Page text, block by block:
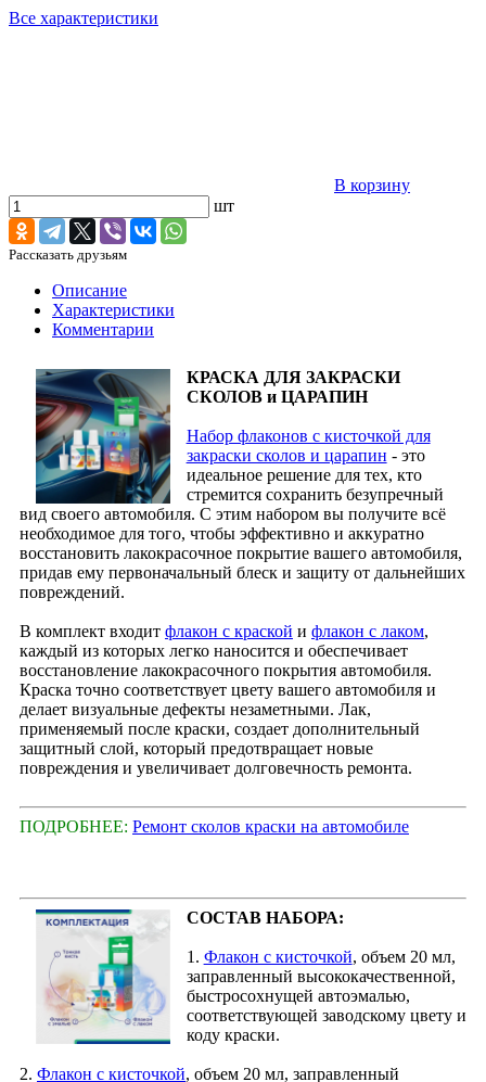
Все характеристики
В корзину
шт
Рассказать друзьям
Описание
Характеристики
Комментарии
КРАСКА ДЛЯ ЗАКРАСКИ
СКОЛОВ и ЦАРАПИН
Набор флаконов с кисточкой для
закраски сколов и царапин - это
идеальное решение для тех, кто
стремится сохранить безупречный
вид своего автомобиля. С этим набором вы получите всё
необходимое для того, чтобы эффективно и аккуратно
восстановить лакокрасочное покрытие вашего автомобиля,
придав ему первоначальный блеск и защиту от дальнейших
повреждений.
В комплект входит флакон с краской и флакон с лаком,
каждый из которых легко наносится и обеспечивает
восстановление лакокрасочного покрытия автомобиля.
Краска точно соответствует цвету вашего автомобиля и
делает визуальные дефекты незаметными. Лак,
применяемый после краски, создает дополнительный
защитный слой, который предотвращает новые
повреждения и увеличивает долговечность ремонта.
ПОДРОБНЕЕ: Ремонт сколов краски на автомобиле
СОСТАВ НАБОРА:
1. Флакон с кисточкой, объем 20 мл,
заправленный высококачественной,
быстросохнущей автоэмалью,
соответствующей заводскому цвету и
коду краски.
2. Флакон с кисточкой, объем 20 мл, заправленный